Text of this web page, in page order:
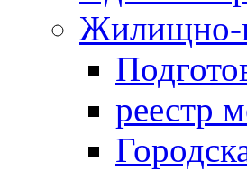
Жилищно-
реестр